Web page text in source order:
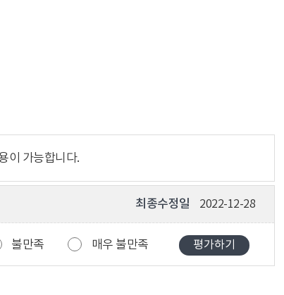
이 가능합니다.
최종수정일 2022-12-28
불만족 매우 불만족